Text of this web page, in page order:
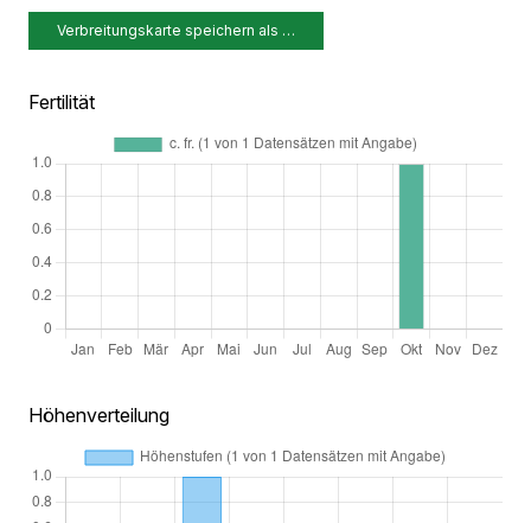
Verbreitungskarte speichern als …
Fertilität
Höhenverteilung